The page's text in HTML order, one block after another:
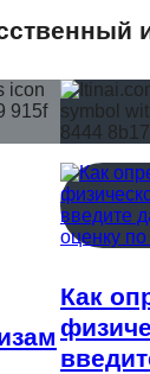
Как